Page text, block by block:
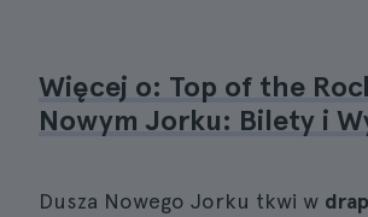
Więcej o: Top of the
Nowym Jorku: Bilety i
Dusza Nowego Jorku tkwi w